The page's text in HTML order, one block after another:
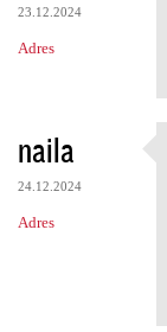
23.12.2024
Adres
naila
24.12.2024
Adres